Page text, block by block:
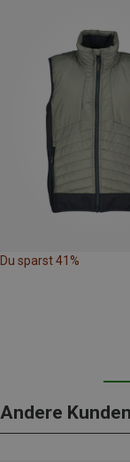
Du sparst 41%
Andere